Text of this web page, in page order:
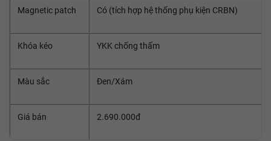
Magnetic patch Có (tích hợp hệ thống phụ kiện CRBN)
Khóa kéo YKK chống thấm
Màu sắc Đen/Xám
Giá bán 2.690.000đ